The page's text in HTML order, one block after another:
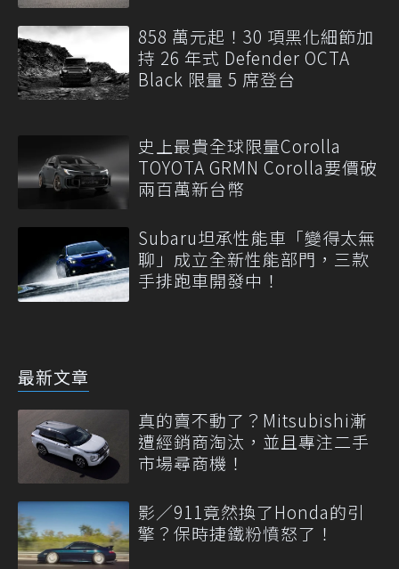
858 萬元起！30 項黑化細節加
持 26 年式 Defender OCTA
Black 限量 5 席登台
史上最貴全球限量Corolla
TOYOTA GRMN Corolla要價破
兩百萬新台幣
Subaru坦承性能車「變得太無
聊」成立全新性能部門，三款
手排跑車開發中！
最新文章
真的賣不動了？Mitsubishi漸
遭經銷商淘汰，並且專注二手
市場尋商機！
影／911竟然換了Honda的引
擎？保時捷鐵粉憤怒了！